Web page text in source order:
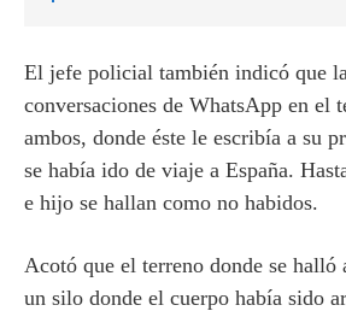
El jefe policial también indicó que
conversaciones de WhatsApp en el
ambos, donde éste le escribía a su
se había ido de viaje a España.
e hijo se hallan como no habidos.
Acotó que el terreno donde se
un silo donde el cuerpo había sido